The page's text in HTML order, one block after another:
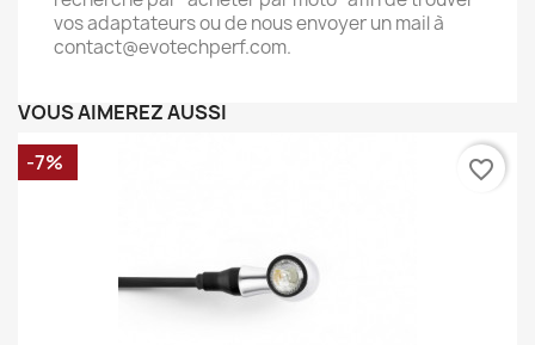
vos adaptateurs ou de nous envoyer un mail à
contact@evotechperf.com.
VOUS AIMEREZ AUSSI
-7% favorite_border